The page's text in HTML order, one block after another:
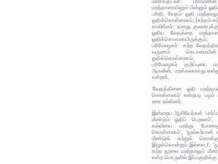
மறந்தானாயினும் பின்னும்
பரிதி: வேதம் ஓதி
ஓதிக்கொள்ளலாம்; [சந்தம்-
காலிங்கர்: தனது
ஓதிய வேதத்தை
ஓதிக்கொளலாயிருக்கும்;
பரிமேலழகர்: கற்ற
வருணம்
ஓதிக்கொள்ளலாம்;
பரிமேலழகர் குறிப்புரை:
ஆகலின், மறக்கலாகாது
என்றார்.
'வேதத்தினை ஓதி
கொள்ளலாம்' என்றபடி பழம்
உரை நல்கினர்.
இன்றைய ஆசிரியர்கள்
மீண்டும் ஓதிப்
கல்வியை மறந்து
கொள்ளலாம்', 'நூல்கற்பான்
மீண்டுங் கற்றுக்
இழுக்கொன்றும் இல்லை.)',
கற்ற நூலை மறந்தாலும்
என்ற பொருளில்